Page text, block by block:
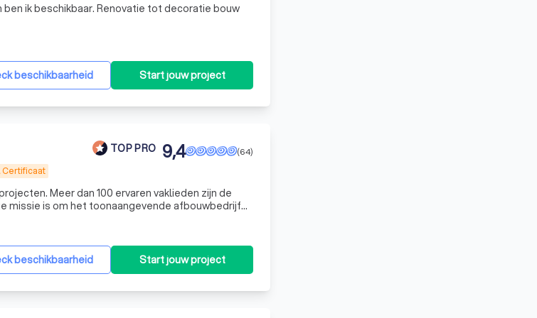
ik beschikbaar. Renovatie tot decoratie bouw
beschikbaarheid Start jouw project
TOP PRO
Certificaat
(64)
9,4
Meer dan 100 ervaren vaklieden zijn de
diensten constant te verbeteren en waarde toe
beschikbaarheid Start jouw project